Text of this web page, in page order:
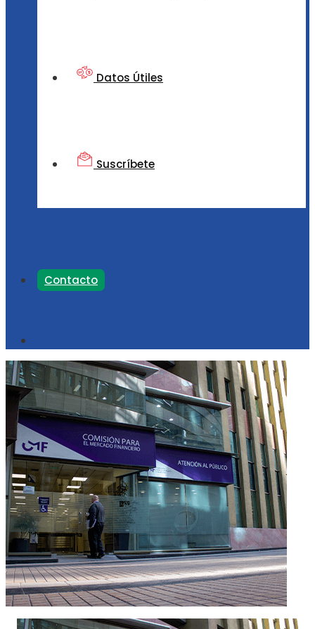
Datos Útiles
Suscríbete
Contacto